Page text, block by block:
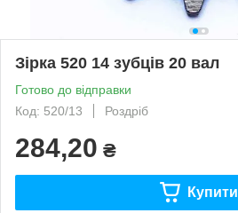
Зірка 520 14 зубців 20 вал
Готово до відправки
Код: 520/13
Роздріб
284,20 ₴
Купити